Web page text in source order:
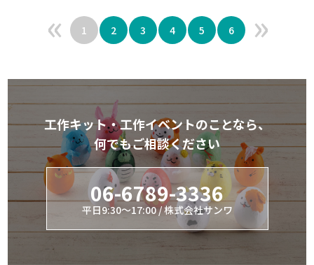
« 1 2 3 4 5 6 »
工作キット・工作イベントのことなら、
何でもご相談ください
06-6789-3336
平日9:30～17:00 / 株式会社サンワ